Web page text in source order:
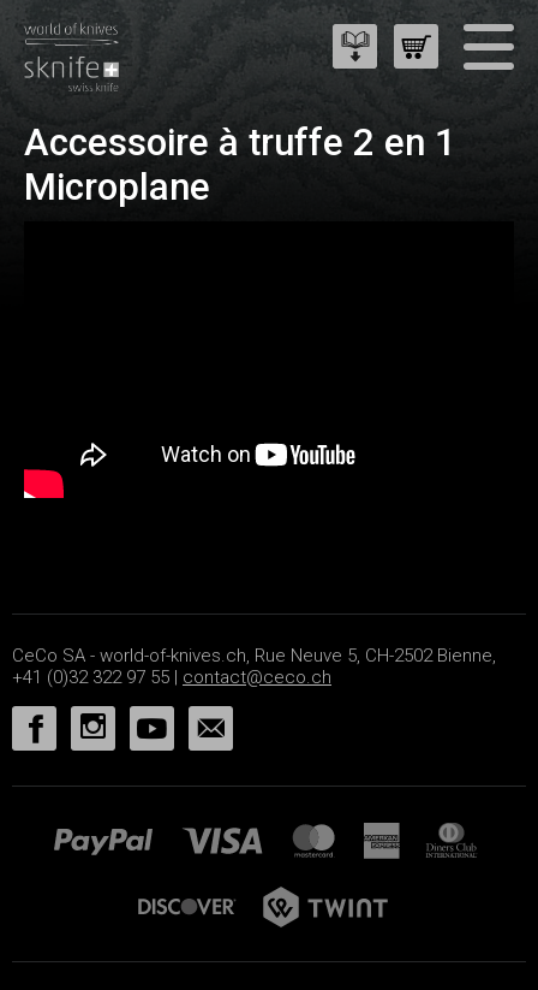
Accessoire à truffe 2 en 1
Microplane
CeCo SA - world-of-knives.ch, Rue Neuve 5, CH-2502 Bienne,
+41 (0)32 322 97 55 | contact@ceco.ch